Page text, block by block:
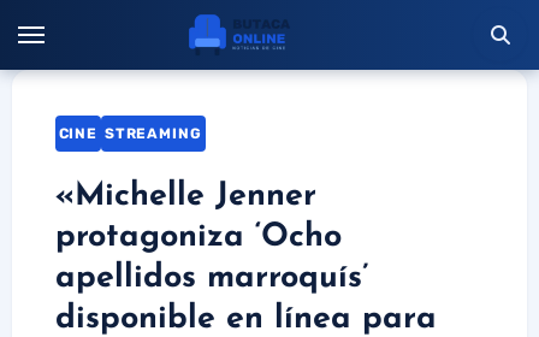
contenido
CINE STREAMING
«Michelle Jenner
protagoniza ‘Ocho
apellidos marroquís’
disponible en línea para